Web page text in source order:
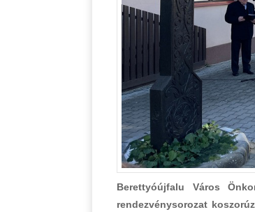
Berettyóújfalu Város
rendezvénysorozat